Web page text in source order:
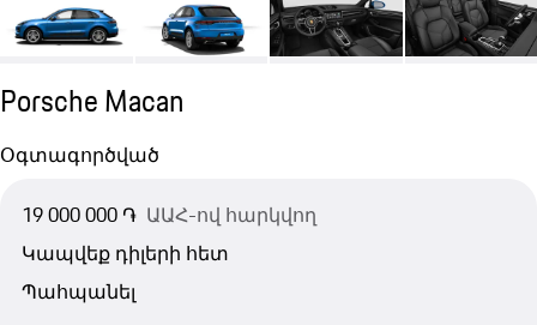
Porsche Macan
Օգտագործված
19 000 000 ֏ ԱԱՀ-ով հարկվող
Կապվեք դիլերի հետ
Պահպանել